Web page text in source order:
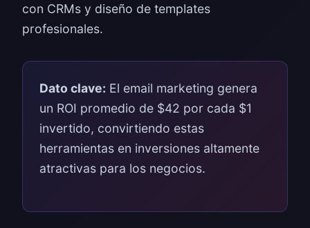
con CRMs y diseño de templates
profesionales.
Dato clave: El email marketing genera
un ROI promedio de $42 por cada $1
invertido, convirtiendo estas
herramientas en inversiones altamente
atractivas para los negocios.